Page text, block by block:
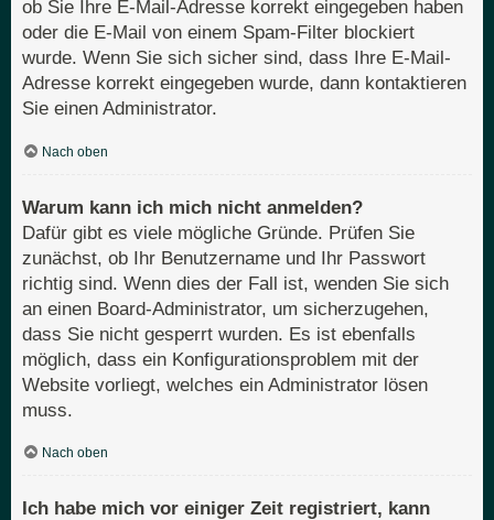
ob Sie Ihre E-Mail-Adresse korrekt eingegeben haben
oder die E-Mail von einem Spam-Filter blockiert
wurde. Wenn Sie sich sicher sind, dass Ihre E-Mail-
Adresse korrekt eingegeben wurde, dann kontaktieren
Sie einen Administrator.
Nach oben
Warum kann ich mich nicht anmelden?
Dafür gibt es viele mögliche Gründe. Prüfen Sie
zunächst, ob Ihr Benutzername und Ihr Passwort
richtig sind. Wenn dies der Fall ist, wenden Sie sich
an einen Board-Administrator, um sicherzugehen,
dass Sie nicht gesperrt wurden. Es ist ebenfalls
möglich, dass ein Konfigurationsproblem mit der
Website vorliegt, welches ein Administrator lösen
muss.
Nach oben
Ich habe mich vor einiger Zeit registriert, kann